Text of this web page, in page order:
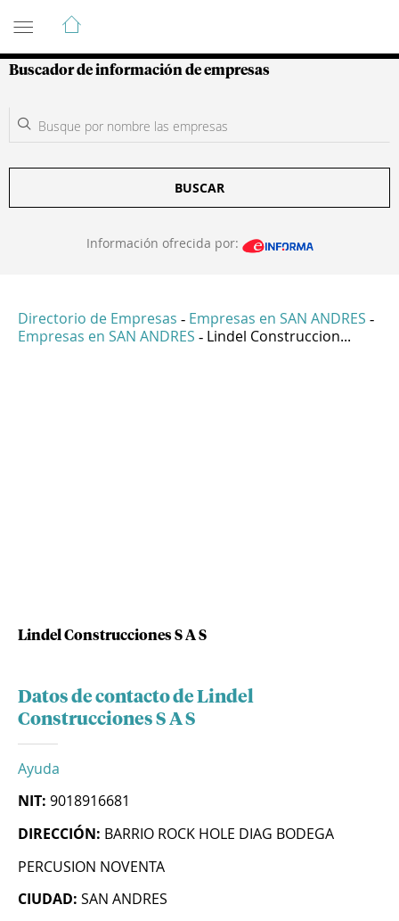
Guía de Empresas Colombianas
Buscador de información de empresas
BUSCAR
Información ofrecida por:
Directorio de Empresas - Empresas en SAN ANDRES -
Empresas en SAN ANDRES - Lindel Construccion...
Lindel Construcciones S A S
Datos de contacto de Lindel
Construcciones S A S
Ayuda
NIT: 9018916681
DIRECCIÓN: BARRIO ROCK HOLE DIAG BODEGA
PERCUSION NOVENTA
CIUDAD: SAN ANDRES